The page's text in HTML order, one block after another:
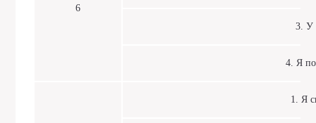
6
3. У
4. Я
1. Я